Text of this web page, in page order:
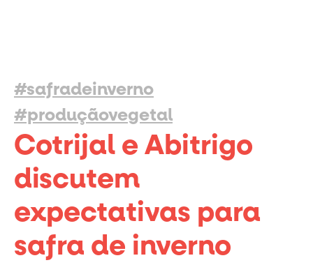
#safradeinverno
#produçãovegetal
Cotrijal e Abitrigo
discutem
expectativas para
safra de inverno